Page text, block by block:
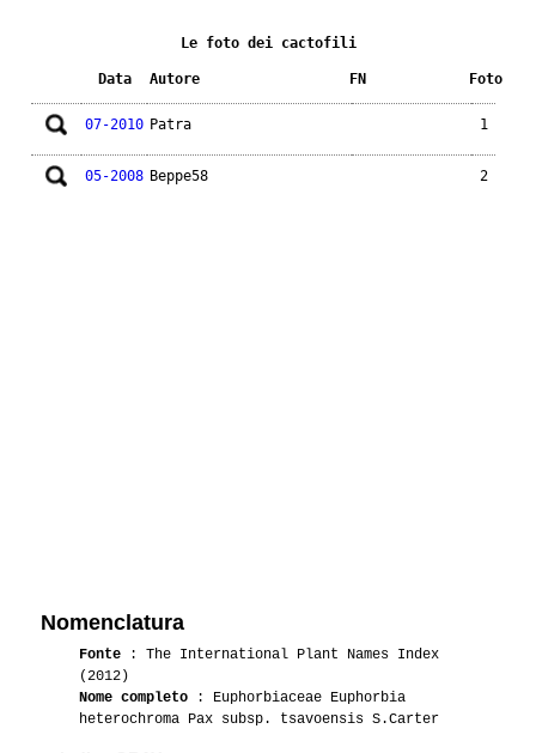
Le foto dei cactofili
Data Autore FN Foto
07-2010 Patra 1
05-2008 Beppe58 2
Nomenclatura
Fonte : The International Plant Names Index
(2012)
Nome completo : Euphorbiaceae Euphorbia
heterochroma Pax subsp. tsavoensis S.Carter